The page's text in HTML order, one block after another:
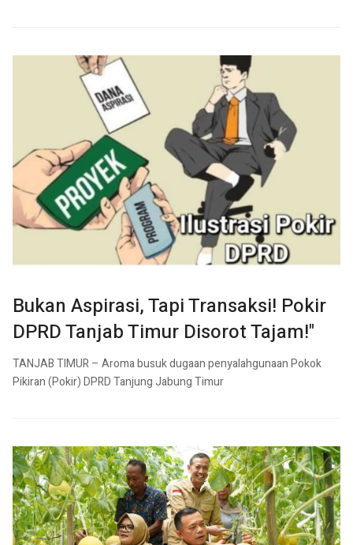
Bukan Aspirasi, Tapi Transaksi! Pokir
DPRD Tanjab Timur Disorot Tajam!"
TANJAB TIMUR – Aroma busuk dugaan penyalahgunaan Pokok
Pikiran (Pokir) DPRD Tanjung Jabung Timur